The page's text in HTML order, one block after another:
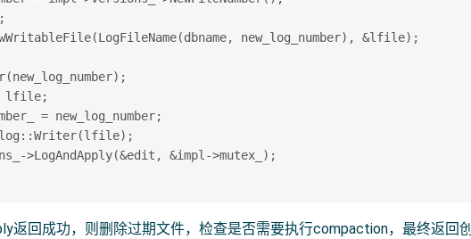
new_log_number), &lfile);
lfile;
= new_log_number;
>LogAndApply(&edit, &impl->mutex_);
返回成功，则删除过期文件，检查是否需要执行compaction，最终返回创